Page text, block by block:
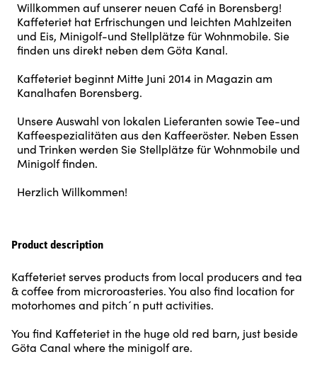
Willkommen auf unserer neuen Café in Borensberg!
Kaffeteriet hat Erfrischungen und leichten Mahlzeiten
und Eis, Minigolf-und Stellplätze für Wohnmobile. Sie
finden uns direkt neben dem Göta Kanal.
Kaffeteriet beginnt Mitte Juni 2014 in Magazin am
Kanalhafen Borensberg.
Unsere Auswahl von lokalen Lieferanten sowie Tee-und
Kaffeespezialitäten aus den Kaffeeröster. Neben Essen
und Trinken werden Sie Stellplätze für Wohnmobile und
Minigolf finden.
Herzlich Willkommen!
Product description
Kaffeteriet serves products from local producers and tea
& coffee from microroasteries. You also find location for
motorhomes and pitch´n putt activities.
You find Kaffeteriet in the huge old red barn, just beside
Göta Canal where the minigolf are.